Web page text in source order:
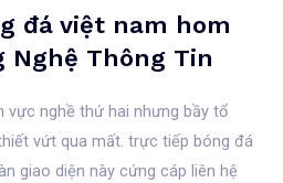
đá việt nam hom
Nghệ Thông Tin
vực nghề thứ hai nhưng bầy tổ
vứt qua mất. trực tiếp bóng đá
giao diện này cứng cáp liên hệ